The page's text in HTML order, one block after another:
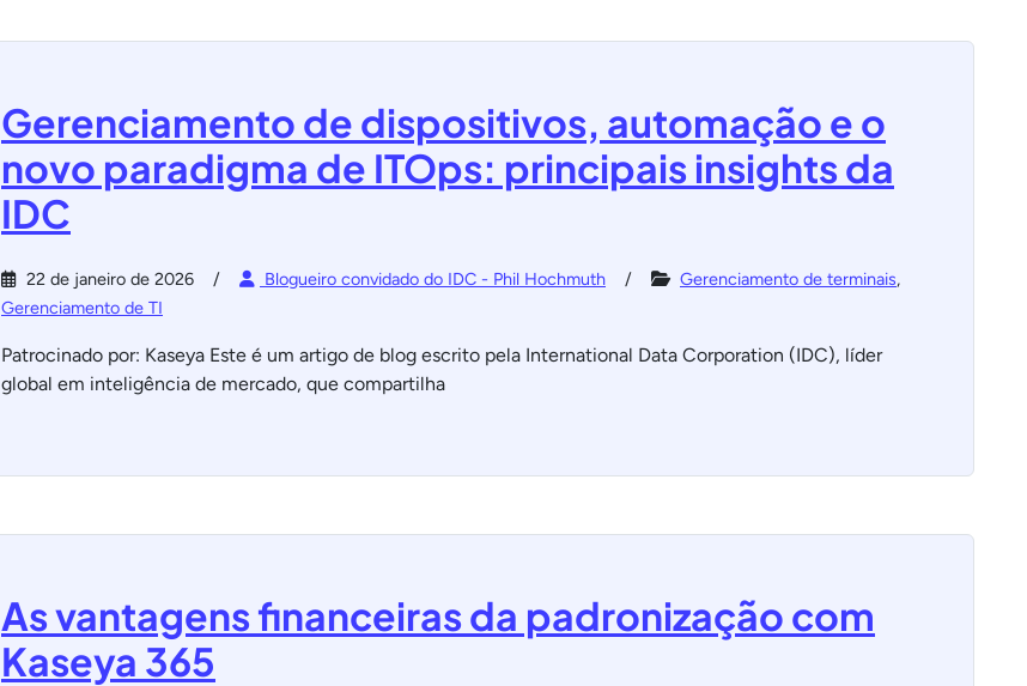
Gerenciamento de dispositivos, automação e o
novo paradigma de ITOps: principais insights da
IDC
22 de janeiro de 2026 Blogueiro convidado do IDC - Phil Hochmuth Gerenciamento de terminais,
Gerenciamento de TI
Patrocinado por: Kaseya Este é um artigo de blog escrito pela International Data Corporation (IDC), líder
global em inteligência de mercado, que compartilha
As vantagens financeiras da padronização com
Kaseya 365